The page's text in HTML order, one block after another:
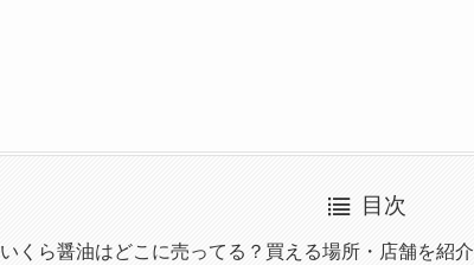
目次
いくら醤油はどこに売ってる？買える場所・店舗を紹介